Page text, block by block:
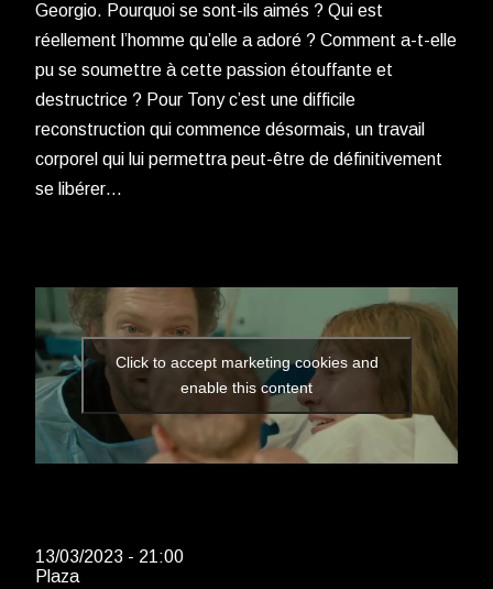
Georgio. Pourquoi se sont-ils aimés ? Qui est
réellement l’homme qu’elle a adoré ? Comment a-t-elle
pu se soumettre à cette passion étouffante et
destructrice ? Pour Tony c’est une difficile
reconstruction qui commence désormais, un travail
corporel qui lui permettra peut-être de définitivement
se libérer…
Click to accept marketing cookies and
enable this content
13/03/2023 - 21:00
Plaza